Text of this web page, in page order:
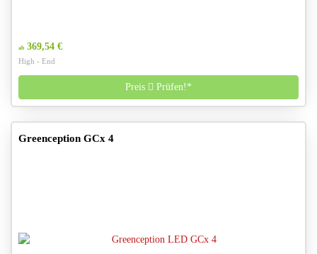
ab 369,54 €
High - End
Preis Prüfen!*
Greenception GCx 4